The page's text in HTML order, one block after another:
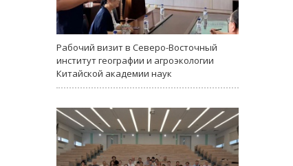
Рабочий визит в Северо-Восточный
институт географии и агроэкологии
Китайской академии наук